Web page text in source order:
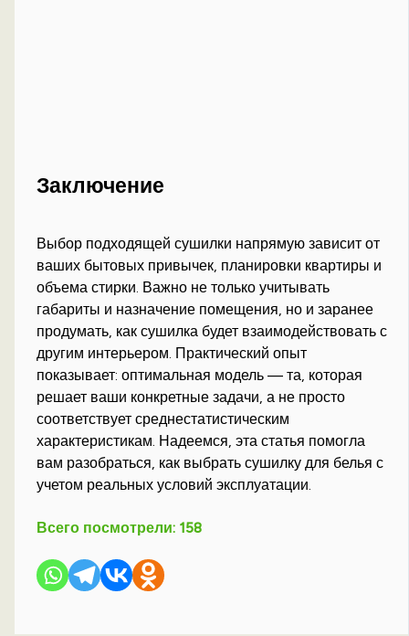
Заключение
Выбор подходящей сушилки напрямую зависит от
ваших бытовых привычек, планировки квартиры и
объема стирки. Важно не только учитывать
габариты и назначение помещения, но и заранее
продумать, как сушилка будет взаимодействовать с
другим интерьером. Практический опыт
показывает: оптимальная модель — та, которая
решает ваши конкретные задачи, а не просто
соответствует среднестатистическим
характеристикам. Надеемся, эта статья помогла
вам разобраться, как выбрать сушилку для белья с
учетом реальных условий эксплуатации.
Всего посмотрели: 158